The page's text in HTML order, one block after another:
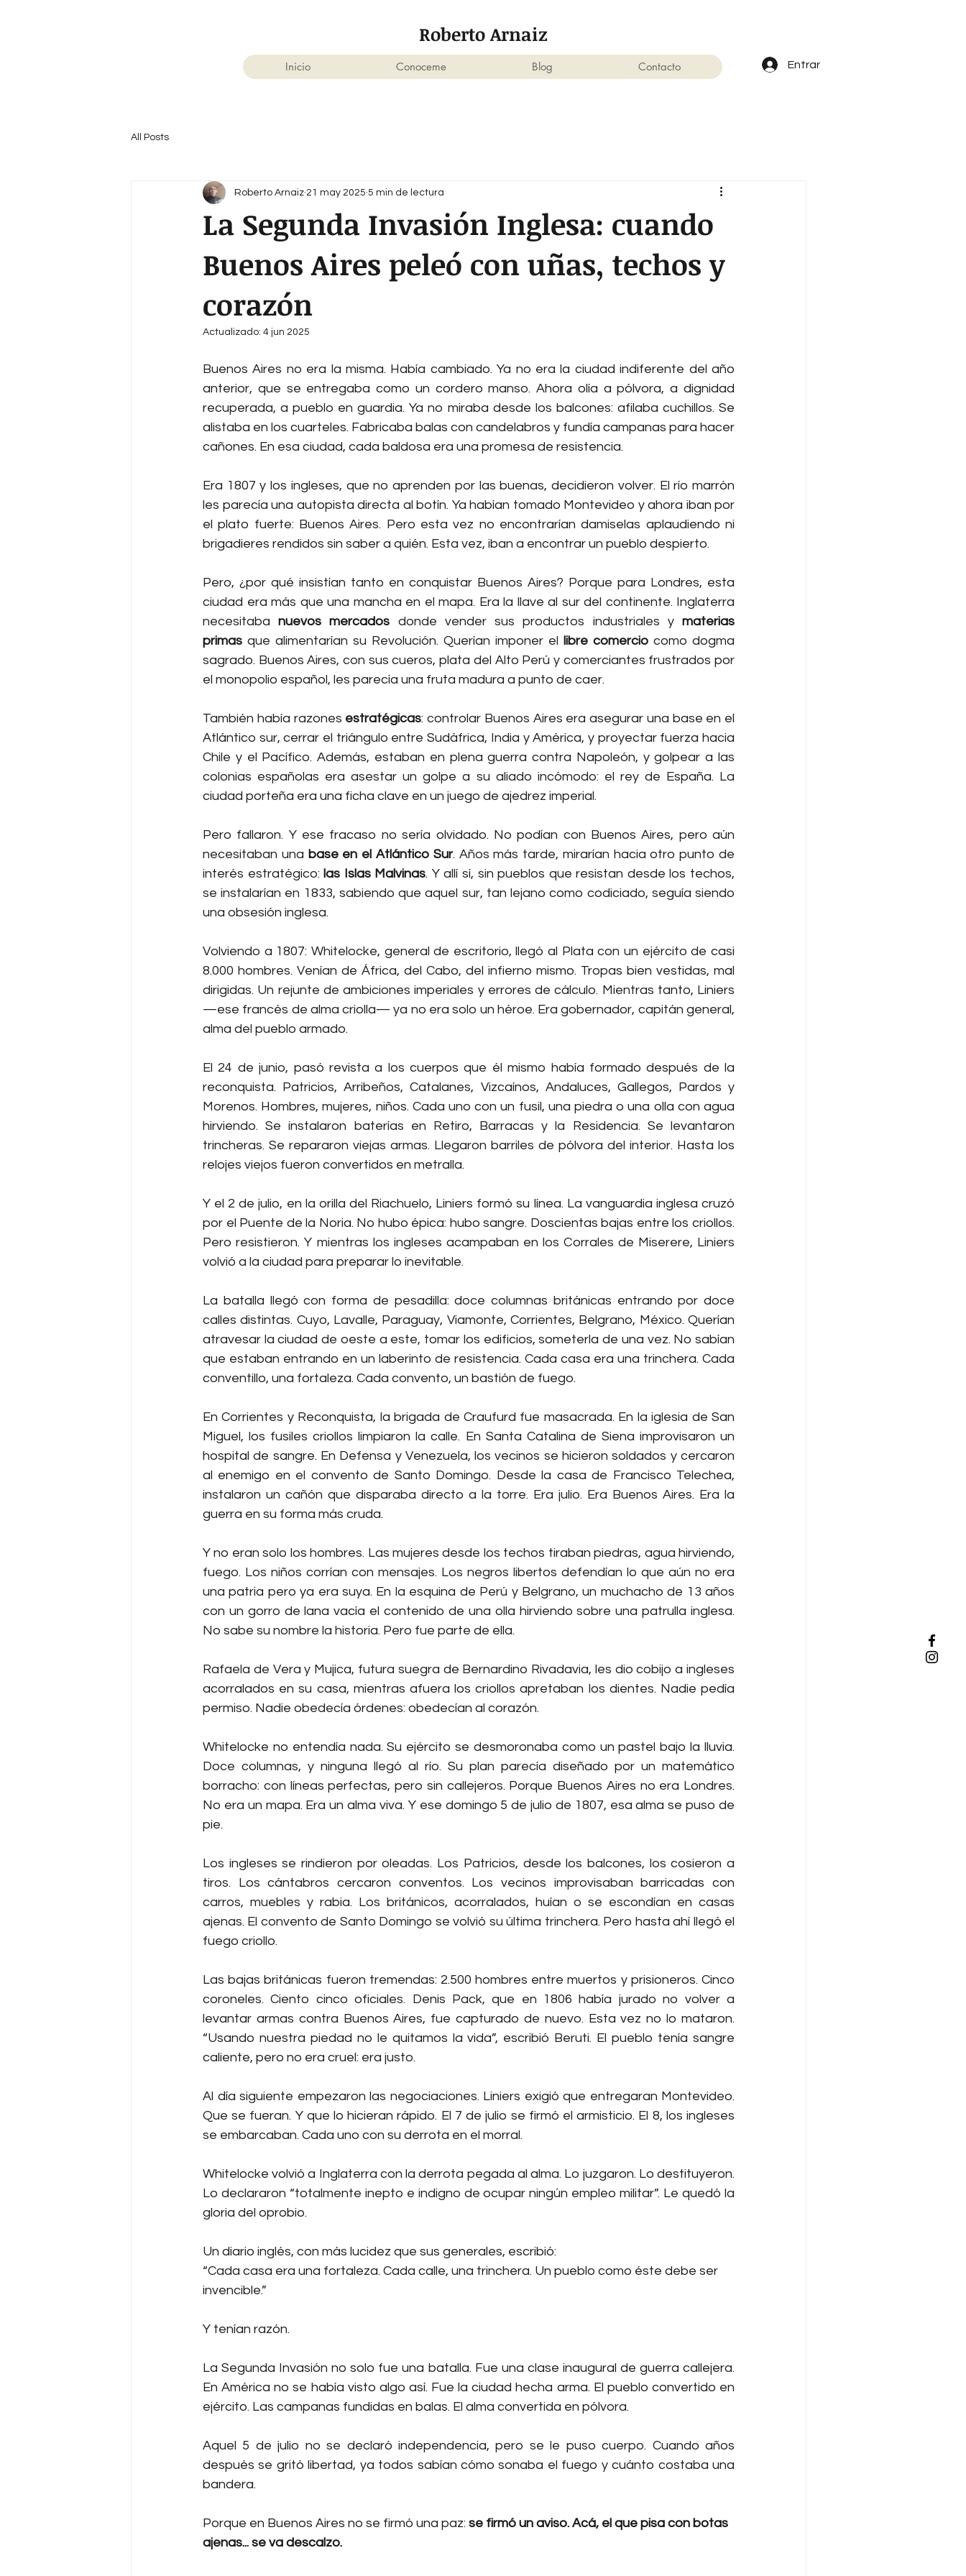
Roberto Arnaiz
Inicio Conoceme Blog Contacto Entrar
All Posts
La Segunda Invasión Inglesa: cuando
Buenos Aires peleó con uñas, techos y
corazón
Roberto Arnaiz 21 may 2025 5 min de lectura
Actualizado: 4 jun 2025
Buenos Aires no era la misma. Había cambiado. Ya no era la ciudad indiferente del año
anterior, que se entregaba como un cordero manso. Ahora olía a pólvora, a dignidad
recuperada, a pueblo en guardia. Ya no miraba desde los balcones: afilaba cuchillos. Se
alistaba en los cuarteles. Fabricaba balas con candelabros y fundía campanas para hacer
cañones. En esa ciudad, cada baldosa era una promesa de resistencia.
Era 1807 y los ingleses, que no aprenden por las buenas, decidieron volver. El río marrón
les parecía una autopista directa al botín. Ya habían tomado Montevideo y ahora iban por
el plato fuerte: Buenos Aires. Pero esta vez no encontrarían damiselas aplaudiendo ni
brigadieres rendidos sin saber a quién. Esta vez, iban a encontrar un pueblo despierto.
Pero, ¿por qué insistían tanto en conquistar Buenos Aires? Porque para Londres, esta
ciudad era más que una mancha en el mapa. Era la llave al sur del continente. Inglaterra
necesitaba nuevos mercados donde vender sus productos industriales y materias
primas que alimentarían su Revolución. Querían imponer el libre comercio como dogma
sagrado. Buenos Aires, con sus cueros, plata del Alto Perú y comerciantes frustrados por
el monopolio español, les parecía una fruta madura a punto de caer.
También había razones estratégicas: controlar Buenos Aires era asegurar una base en el
Atlántico sur, cerrar el triángulo entre Sudáfrica, India y América, y proyectar fuerza hacia
Chile y el Pacífico. Además, estaban en plena guerra contra Napoleón, y golpear a las
colonias españolas era asestar un golpe a su aliado incómodo: el rey de España. La
ciudad porteña era una ficha clave en un juego de ajedrez imperial.
Pero fallaron. Y ese fracaso no sería olvidado. No podían con Buenos Aires, pero aún
necesitaban una base en el Atlántico Sur. Años más tarde, mirarían hacia otro punto de
interés estratégico: las Islas Malvinas. Y allí sí, sin pueblos que resistan desde los techos,
se instalarían en 1833, sabiendo que aquel sur, tan lejano como codiciado, seguía siendo
una obsesión inglesa.
Volviendo a 1807: Whitelocke, general de escritorio, llegó al Plata con un ejército de casi
8.000 hombres. Venían de África, del Cabo, del infierno mismo. Tropas bien vestidas, mal
dirigidas. Un rejunte de ambiciones imperiales y errores de cálculo. Mientras tanto, Liniers
—ese francés de alma criolla— ya no era solo un héroe. Era gobernador, capitán general,
alma del pueblo armado.
El 24 de junio, pasó revista a los cuerpos que él mismo había formado después de la
reconquista. Patricios, Arribeños, Catalanes, Vizcaínos, Andaluces, Gallegos, Pardos y
Morenos. Hombres, mujeres, niños. Cada uno con un fusil, una piedra o una olla con agua
hirviendo. Se instalaron baterías en Retiro, Barracas y la Residencia. Se levantaron
trincheras. Se repararon viejas armas. Llegaron barriles de pólvora del interior. Hasta los
relojes viejos fueron convertidos en metralla.
Y el 2 de julio, en la orilla del Riachuelo, Liniers formó su línea. La vanguardia inglesa cruzó
por el Puente de la Noria. No hubo épica: hubo sangre. Doscientas bajas entre los criollos.
Pero resistieron. Y mientras los ingleses acampaban en los Corrales de Miserere, Liniers
volvió a la ciudad para preparar lo inevitable.
La batalla llegó con forma de pesadilla: doce columnas británicas entrando por doce
calles distintas. Cuyo, Lavalle, Paraguay, Viamonte, Corrientes, Belgrano, México. Querían
atravesar la ciudad de oeste a este, tomar los edificios, someterla de una vez. No sabían
que estaban entrando en un laberinto de resistencia. Cada casa era una trinchera. Cada
conventillo, una fortaleza. Cada convento, un bastión de fuego.
En Corrientes y Reconquista, la brigada de Craufurd fue masacrada. En la iglesia de San
Miguel, los fusiles criollos limpiaron la calle. En Santa Catalina de Siena improvisaron un
hospital de sangre. En Defensa y Venezuela, los vecinos se hicieron soldados y cercaron
al enemigo en el convento de Santo Domingo. Desde la casa de Francisco Telechea,
instalaron un cañón que disparaba directo a la torre. Era julio. Era Buenos Aires. Era la
guerra en su forma más cruda.
Y no eran solo los hombres. Las mujeres desde los techos tiraban piedras, agua hirviendo,
fuego. Los niños corrían con mensajes. Los negros libertos defendían lo que aún no era
una patria pero ya era suya. En la esquina de Perú y Belgrano, un muchacho de 13 años
con un gorro de lana vacía el contenido de una olla hirviendo sobre una patrulla inglesa.
No sabe su nombre la historia. Pero fue parte de ella.
Rafaela de Vera y Mujica, futura suegra de Bernardino Rivadavia, les dio cobijo a ingleses
acorralados en su casa, mientras afuera los criollos apretaban los dientes. Nadie pedía
permiso. Nadie obedecía órdenes: obedecían al corazón.
Whitelocke no entendía nada. Su ejército se desmoronaba como un pastel bajo la lluvia.
Doce columnas, y ninguna llegó al río. Su plan parecía diseñado por un matemático
borracho: con líneas perfectas, pero sin callejeros. Porque Buenos Aires no era Londres.
No era un mapa. Era un alma viva. Y ese domingo 5 de julio de 1807, esa alma se puso de
pie.
Los ingleses se rindieron por oleadas. Los Patricios, desde los balcones, los cosieron a
tiros. Los cántabros cercaron conventos. Los vecinos improvisaban barricadas con
carros, muebles y rabia. Los británicos, acorralados, huían o se escondían en casas
ajenas. El convento de Santo Domingo se volvió su última trinchera. Pero hasta ahí llegó el
fuego criollo.
Las bajas británicas fueron tremendas: 2.500 hombres entre muertos y prisioneros. Cinco
coroneles. Ciento cinco oficiales. Denis Pack, que en 1806 había jurado no volver a
levantar armas contra Buenos Aires, fue capturado de nuevo. Esta vez no lo mataron.
“Usando nuestra piedad no le quitamos la vida”, escribió Beruti. El pueblo tenía sangre
caliente, pero no era cruel: era justo.
Al día siguiente empezaron las negociaciones. Liniers exigió que entregaran Montevideo.
Que se fueran. Y que lo hicieran rápido. El 7 de julio se firmó el armisticio. El 8, los ingleses
se embarcaban. Cada uno con su derrota en el morral.
Whitelocke volvió a Inglaterra con la derrota pegada al alma. Lo juzgaron. Lo destituyeron.
Lo declararon “totalmente inepto e indigno de ocupar ningún empleo militar”. Le quedó la
gloria del oprobio.
Un diario inglés, con más lucidez que sus generales, escribió:
“Cada casa era una fortaleza. Cada calle, una trinchera. Un pueblo como éste debe ser
invencible.”
Y tenían razón.
La Segunda Invasión no solo fue una batalla. Fue una clase inaugural de guerra callejera.
En América no se había visto algo así. Fue la ciudad hecha arma. El pueblo convertido en
ejército. Las campanas fundidas en balas. El alma convertida en pólvora.
Aquel 5 de julio no se declaró independencia, pero se le puso cuerpo. Cuando años
después se gritó libertad, ya todos sabían cómo sonaba el fuego y cuánto costaba una
bandera.
Porque en Buenos Aires no se firmó una paz: se firmó un aviso. Acá, el que pisa con botas
ajenas... se va descalzo.